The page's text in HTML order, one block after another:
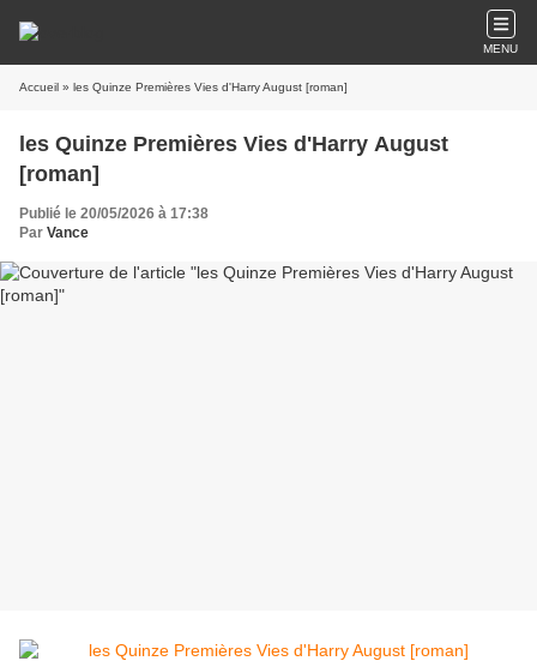
MENU
Accueil » les Quinze Premières Vies d'Harry August [roman]
les Quinze Premières Vies d'Harry August
[roman]
Publié le 20/05/2026 à 17:38
Par Vance